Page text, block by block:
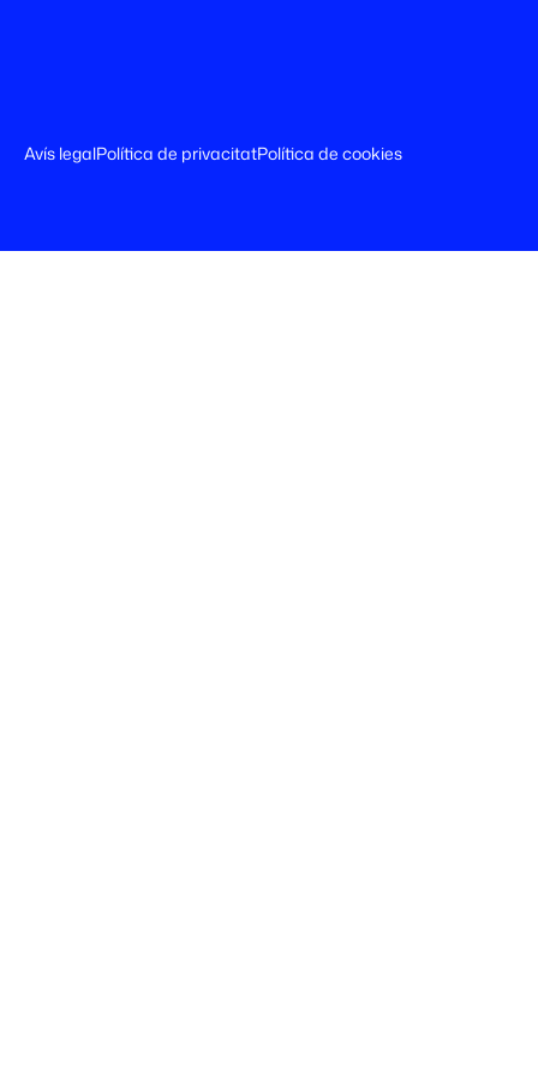
Avís legalPolítica de privacitatPolítica de cookies